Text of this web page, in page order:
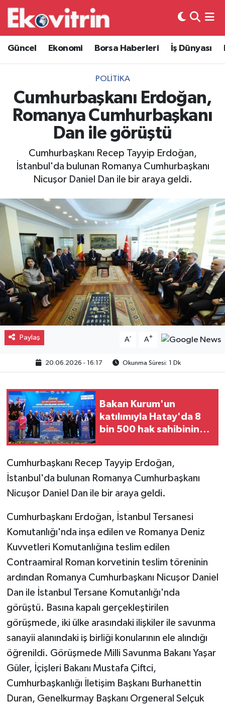
Güncel Ekonomi Borsa Haberleri İş Dünyası
POLITIKA
Cumhurbaşkanı Erdoğan,
Romanya Cumhurbaşkanı
Dan ile görüştü
Cumhurbaşkanı Recep Tayyip Erdoğan,
İstanbul'da bulunan Romanya Cumhurbaşkanı
Nicuşor Daniel Dan ile bir araya geldi.
Paylaş A- A+
20.06.2026 - 16:17 Okunma Süresi: 1 Dk
Bakan Kurum'un
katılımıyla Hatay'da 8
bin 500 hak sahibinin
Cumhurbaşkanı Recep Tayyip Erdoğan,
İstanbul'da bulunan Romanya Cumhurbaşkanı
Nicuşor Daniel Dan ile bir araya geldi.
Cumhurbaşkanı Erdoğan, İstanbul Tersanesi
Komutanlığı'nda inşa edilen ve Romanya Deniz
Kuvvetleri Komutanlığına teslim edilen
Contraamiral Roman korvetinin teslim töreninin
ardından Romanya Cumhurbaşkanı Nicuşor Daniel
Dan ile İstanbul Tersane Komutanlığı'nda
görüştü. Basına kapalı gerçekleştirilen
görüşmede, iki ülke arasındaki ilişkiler ile savunma
sanayii alanındaki iş birliği konularının ele alındığı
öğrenildi. Görüşmede Milli Savunma Bakanı Yaşar
Güler, İçişleri Bakanı Mustafa Çiftci,
Cumhurbaşkanlığı İletişim Başkanı Burhanettin
Duran, Genelkurmay Başkanı Orgeneral Selçuk
Güncel
Ekonomi
Borsa Haberleri
İş Dünyası
Lojistik
Otovitrin
Magazin
Gayrimenkul
Spor
Eğitim
Hava Durumu
Trafik Durumu
Süper Lig Puan Durumu ve Fikstür
Tüm Manşetler
Son Dakika Haberleri
Haber Arşivi